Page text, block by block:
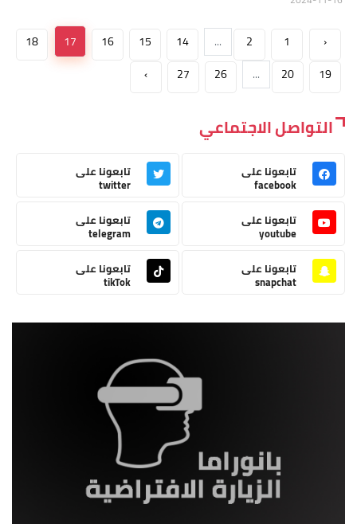
‹
1
2
...
14
15
16
17
18
19
20
...
26
27
›
التواصل الاجتماعي
تابعونا على
facebook
تابعونا على
twitter
تابعونا على
youtube
تابعونا على
telegram
تابعونا على
snapchat
تابعونا على
tikTok